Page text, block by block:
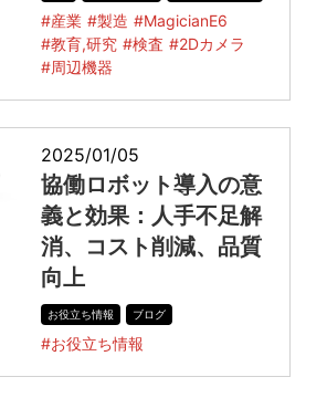
#産業 #製造 #MagicianE6
#教育,研究 #検査 #2Dカメラ
#周辺機器
2025/01/05
協働ロボット導入の意
義と効果：人手不足解
消、コスト削減、品質
向上
お役立ち情報 ブログ
#お役立ち情報